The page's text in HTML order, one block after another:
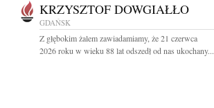
KRZYSZTOF DOWGIAŁŁO
GDAŃSK
Z głębokim żalem zawiadamiamy, że 21 czerwca
2026 roku w wieku 88 lat odszedł od nas ukochany...